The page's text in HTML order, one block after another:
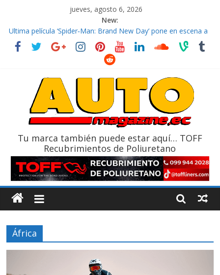
jueves, agosto 6, 2026
New:
El costo de tener un vehículo gana protagonismo a la hora de
decidir
Ultima película ‘Spider‑Man: Brand New Day’ pone en escena a
La Vuelta al Ecuador 2026, edición 47ª, recorre 7 provincias en 8
La FEDAK recibe 12 Sinotruk Bolden para cubrir las rutas de La
Tu marca también puede estar aquí… TOFF
Recubrimientos de Poliuretano
África